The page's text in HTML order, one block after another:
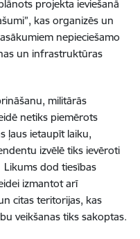
projekta ieviešanā
kas organizēs un
nepieciešamo
un infrastruktūras
militārās
netiks piemērots
ļaus ietaupīt laiku,
izvēlē tiks ievēroti
dod tiesības
izmantot arī
citas teritorijas, kas
veikšanas tiks sakoptas.